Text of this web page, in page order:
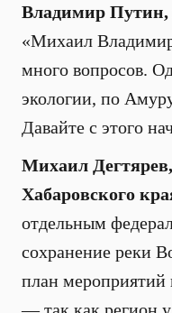
Владимир Путин,
«Михаил
много вопросов.
экологии, по
Давайте с этого
Михаил
Хабаровского
отдельным
сохранение реки
план